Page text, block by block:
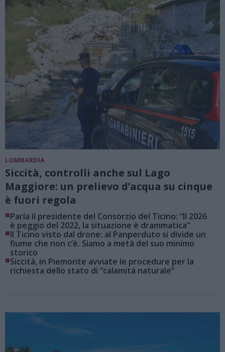
LOMBARDIA
Siccità, controlli anche sul Lago
Maggiore: un prelievo d’acqua su cinque
è fuori regola
■Parla il presidente del Consorzio del Ticino: “Il 2026
è peggio del 2022, la situazione è drammatica”
■Il Ticino visto dal drone: al Panperduto si divide un
fiume che non c’è. Siamo a metà del suo minimo
storico
■Siccità, in Piemonte avviate le procedure per la
richiesta dello stato di “calamità naturale”